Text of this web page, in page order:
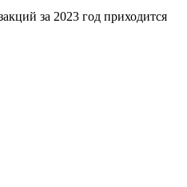
за 2023 год приходится